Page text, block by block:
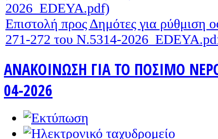
Επιστολή προς Δημότες για ρύθμιση
271-272 του Ν.5314-
ΑΝΑΚΟΙΝΩΣΗ ΓΙΑ ΤΟ ΠΟΣΙΜΟ
04-2026